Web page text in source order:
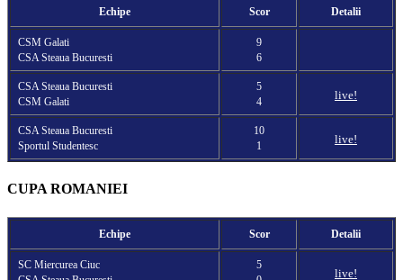
Echipe Scor Detalii
CSM Galati
CSA Steaua Bucuresti
9
6
CSA Steaua Bucuresti
CSM Galati
5
4
live!
CSA Steaua Bucuresti
Sportul Studentesc
10
1
live!
CUPA ROMANIEI
Echipe Scor Detalii
SC Miercurea Ciuc
5
live!